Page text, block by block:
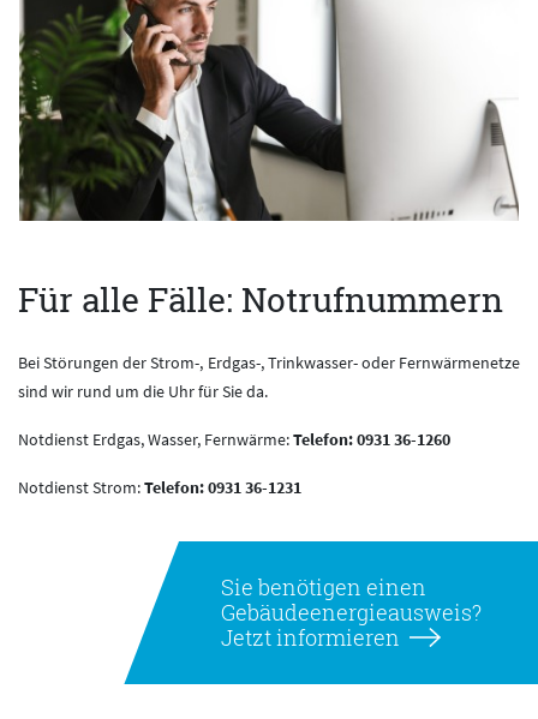
Für alle Fälle: Notrufnummern
Bei Störungen der Strom-, Erdgas-, Trinkwasser- oder Fernwärmenetze
sind wir rund um die Uhr für Sie da.
Notdienst Erdgas, Wasser, Fernwärme:Telefon: 0931 36-1260
Notdienst Strom:Telefon: 0931 36-1231
Sie benötigen einen
Gebäudeenergieausweis?
Jetzt informieren